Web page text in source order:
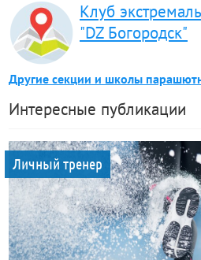
Клуб
"DZ Богородск"
Другие секции и школы
Интересные публикации
Личный тренер